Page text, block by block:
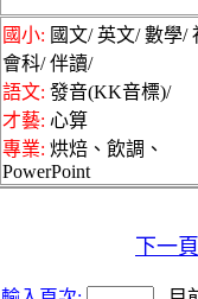
國小: 國文/ 英文/ 數學/
會科/ 伴讀/
語文: 發音(KK音標)/
才藝: 心算
專業: 烘焙、飲調、
PowerPoint
下一頁